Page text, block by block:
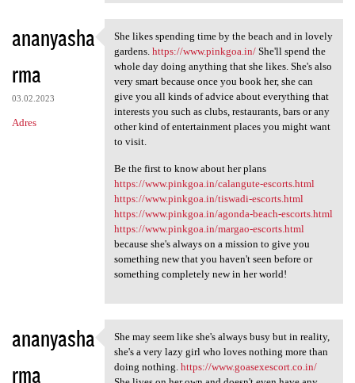
ananyasha
rma
03.02.2023
Adres
She likes spending time by
She likes spending time by the beach and in lovely
gardens. https://www.pinkgoa.in/She'll spend the
whole day doing anything that she likes. She's also
very smart because once you book her, she can
give you all kinds of advice about everything that
interests you such as clubs, restaurants, bars or any
other kind of entertainment places you might want
to visit.
Be the first to know about her plans
https://www.pinkgoa.in/calangute-escorts.html
https://www.pinkgoa.in/tiswadi-escorts.html
https://www.pinkgoa.in/agonda-beach-escorts.html
https://www.pinkgoa.in/margao-escorts.html
because she's always on a mission to give you
something new that you haven't seen before or
something completely new in her world!
ananyasha
rma
She may seem like she's
She may seem like she's always busy but in reality,
she's a very lazy girl who loves nothing more than
doing nothing. https://www.goasexescort.co.in/